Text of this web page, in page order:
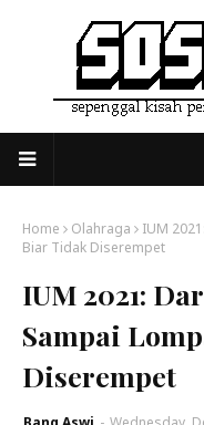
Home Olahraga
IUM
Biar Tidak Diserempet
IUM 2021:
Sampai
Diserempet